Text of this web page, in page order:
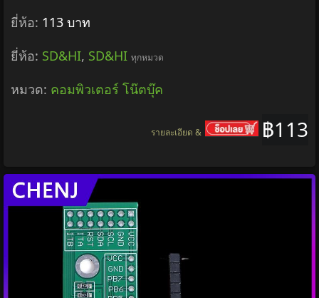
ยี่ห้อ: 113 บาท
ยี่ห้อ: SD&HI, SD&HI ทุกหมวด
หมวด: คอมพิวเตอร์ โน๊ตบุ๊ค
฿113
รายละเอียด &